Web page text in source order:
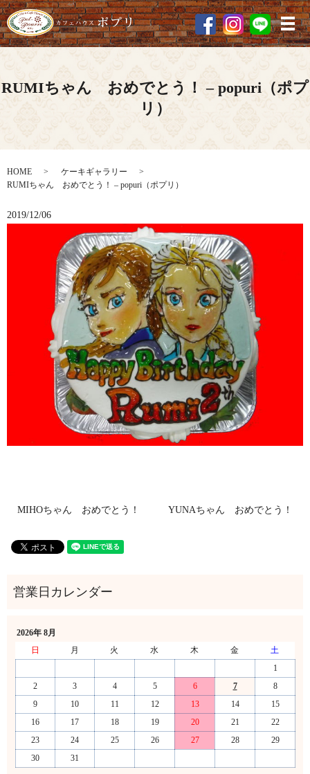
メ
RUMIちゃん おめでとう！ – popuri（ポプ
リ）
HOME
ケーキギャラリー
RUMIちゃん おめでとう！ – popuri（ポプリ）
2019/12/06
MIHOちゃん おめでとう！ YUNAちゃん おめでとう！
2026年 8月
日
月 火 水 木 金
土
1
2
3 4 5 6 7
8
9
10 11 12 13 14
15
16
17 18 19 20 21
22
23
24 25 26 27 28
29
30
31